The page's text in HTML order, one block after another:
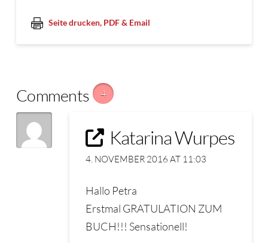
Seite drucken, PDF & Email
Comments 4
Katarina Wurpes
4. NOVEMBER 2016 AT 11:03
Hallo Petra
Erstmal GRATULATION ZUM
BUCH!!! Sensationell!